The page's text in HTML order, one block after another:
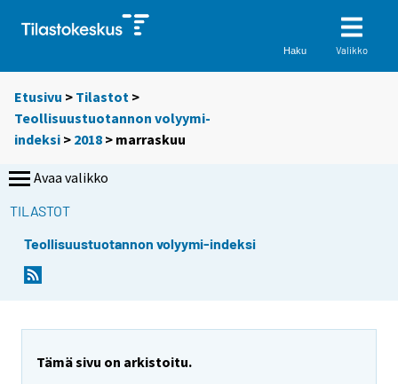
Haku Valikko
Etusivu > Tilastot >
Teollisuustuotannon volyymi-
indeksi > 2018 > marraskuu
Avaa valikko
TILASTOT
Teollisuustuotannon volyymi-indeksi
Tämä sivu on arkistoitu.